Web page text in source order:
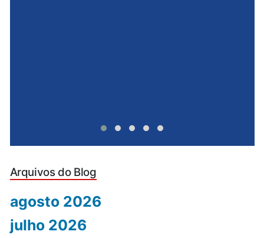
Arquivos do Blog
agosto 2026
julho 2026